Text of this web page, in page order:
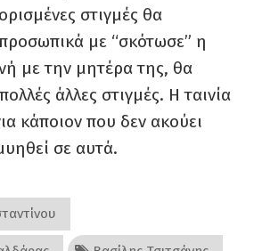
στιγμές θα
με “σκότωσε” η
με την μητέρα της, θα
άλλες στιγμές. Η ταινία
κάποιον που δεν ακούει
σε αυτά.